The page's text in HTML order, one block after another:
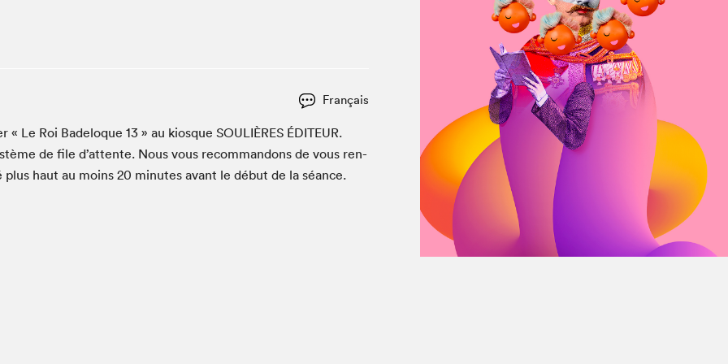
Le Salon dans ta classe
Liseur Public
Matinées scolaires Hydro-Québec
À propos du Salon
Liste des exposant·e·s
Liste des auteur·rice·s
Français
« Le Roi Bade­loque 13» au kiosque SOULIÈRES ÉDI­TEUR.
de file d’at­tente. Nous vous recom­man­dons de vous ren­
plus haut au moins 20 min­utes avant le début de la séance.